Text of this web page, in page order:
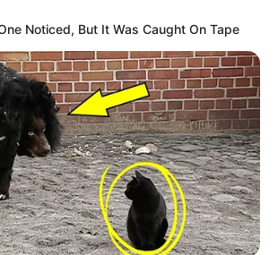
Noticed, But It Was Caught On Tape